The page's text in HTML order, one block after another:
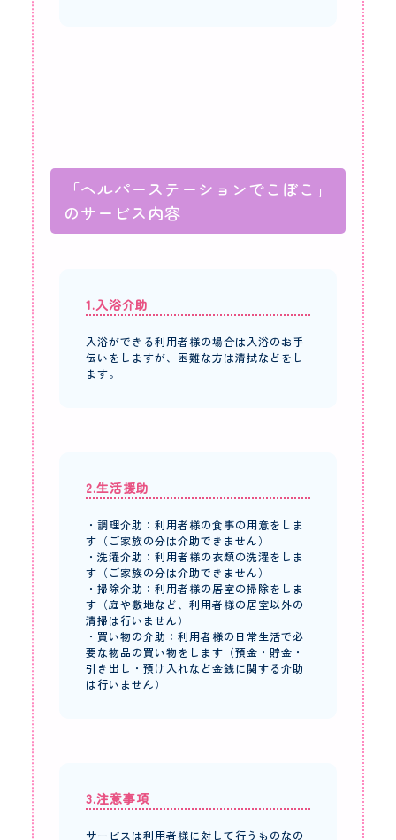
「ヘルパーステーションでこぼこ」
のサービス内容
1.入浴介助
入浴ができる利用者様の場合は入浴のお手
伝いをしますが、困難な方は清拭などをし
ます。
2.生活援助
・調理介助：利用者様の食事の用意をしま
す（ご家族の分は介助できません）
・洗濯介助：利用者様の衣類の洗濯をしま
す（ご家族の分は介助できません）
・掃除介助：利用者様の居室の掃除をしま
す（庭や敷地など、利用者様の居室以外の
清掃は行いません）
・買い物の介助：利用者様の日常生活で必
要な物品の買い物をします（預金・貯金・
引き出し・預け入れなど金銭に関する介助
は行いません）
3.注意事項
サービスは利用者様に対して行うものなの